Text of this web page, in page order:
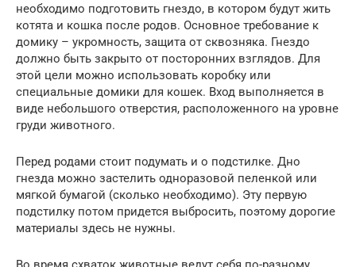
необходимо подготовить гнездо, в котором будут жить
котята и кошка после родов. Основное требование к
домику – укромность, защита от сквозняка. Гнездо
должно быть закрыто от посторонних взглядов. Для
этой цели можно использовать коробку или
специальные домики для кошек. Вход выполняется в
виде небольшого отверстия, расположенного на уровне
груди животного.
Перед родами стоит подумать и о подстилке. Дно
гнезда можно застелить одноразовой пеленкой или
мягкой бумагой (сколько необходимо). Эту первую
подстилку потом придется выбросить, поэтому дорогие
материалы здесь не нужны.